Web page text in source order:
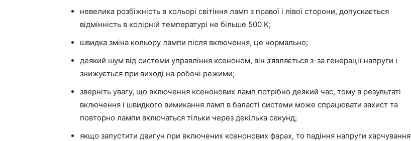
невелика розбіжність в кольорі світіння ламп з правої і лівої сторони, допускається
відмінність в колірній температурі не більше 500 К;
швидка зміна кольору лампи після включення, це нормально;
деякий шум від системи управління ксеноном, він з’являється з-за генерації напруги і
знижується при виході на робочі режими;
зверніть увагу, що включення ксенонових ламп потрібно деякий час, тому в результаті
включення і швидкого вимикання ламп в баласті системи може спрацювати захист та
повторно лампи включаться тільки через декілька секунд;
якщо запустити двигун при включених ксенонових фарах, то падіння напруги харчування